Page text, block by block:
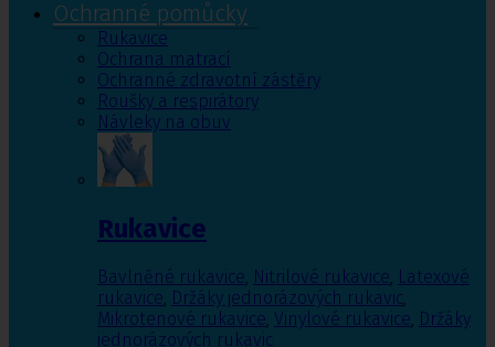
Ochranné pomůcky
Rukavice
Ochrana matrací
Ochranné zdravotní zástěry
Roušky a respirátory
Návleky na obuv
Rukavice
Bavlněné rukavice, Nitrilové rukavice, Latexové
rukavice, Držáky jednorázových rukavic,
Mikrotenové rukavice, Vinylové rukavice, Držáky
jednorázových rukavic